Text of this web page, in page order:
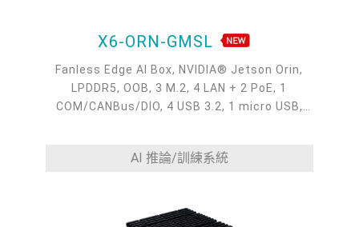
X6-ORN-GMSL
Fanless Edge AI Box, NVIDIA® Jetson Orin,
LPDDR5, OOB, 3 M.2, 4 LAN + 2 PoE, 1
COM/CANBus/DIO, 4 USB 3.2, 1 micro USB,
AI 推論/訓練系統